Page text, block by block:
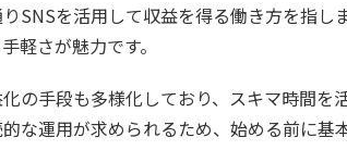
SNSを活用して収益を得る働き方を指
軽さが魅力です。
の手段も多様化しており、スキマ時間を
な運用が求められるため、始める前に基